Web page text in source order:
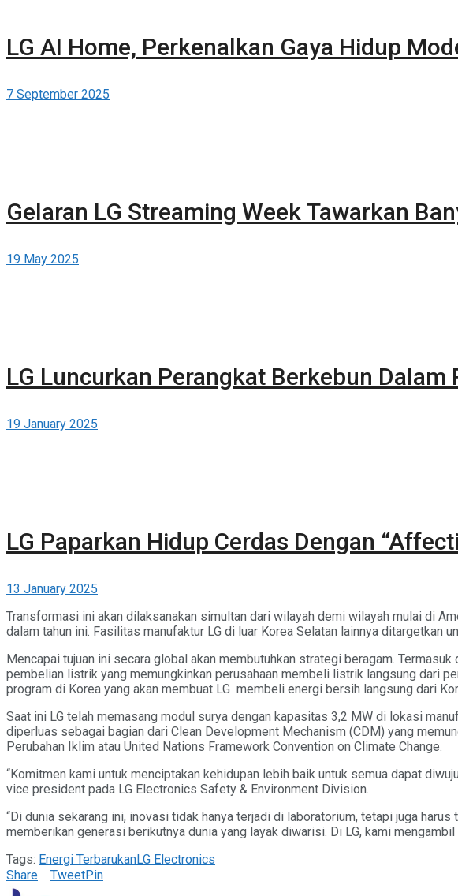
LG AI Home, Perkenalkan Gaya Hidup
7 September 2025
Gelaran LG Streaming Week Tawarkan
19 May 2025
LG Luncurkan Perangkat Berkebun Dalam
19 January 2025
LG Paparkan Hidup Cerdas Dengan
13 January 2025
Transformasi ini akan dilaksanakan simultan dari wilayah demi wilayah mulai di
dalam tahun ini. Fasilitas manufaktur LG di luar Korea Selatan lainnya
Mencapai tujuan ini secara global akan membutuhkan strategi beragam.
pembelian listrik yang memungkinkan perusahaan membeli listrik langsung dari
program di Korea yang akan membuat LG membeli energi bersih langsung dari
Saat ini LG telah memasang modul surya dengan kapasitas 3,2 MW di lokasi
diperluas sebagai bagian dari Clean Development Mechanism (CDM) yang
Perubahan Iklim atau United Nations Framework Convention on Climate Change.
“Komitmen kami untuk menciptakan kehidupan lebih baik untuk semua dapat
vice president pada LG Electronics Safety & Environment Division.
“Di dunia sekarang ini, inovasi tidak hanya terjadi di laboratorium, tetapi juga
memberikan generasi berikutnya dunia yang layak diwarisi. Di LG, kami
Tags: Energi TerbarukanLG Electronics
Share
TweetPin